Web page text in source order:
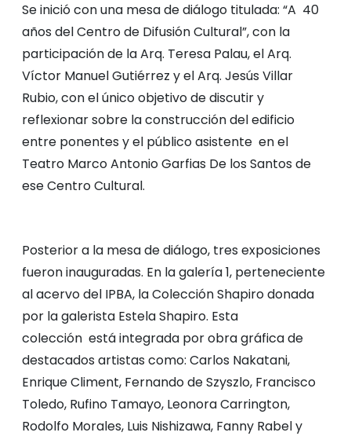
Se inició con una mesa de diálogo titulada: “A 40
años del Centro de Difusión Cultural”, con la
participación de la Arq. Teresa Palau, el Arq.
Víctor Manuel Gutiérrez y el Arq. Jesús Villar
Rubio, con el único objetivo de discutir y
reflexionar sobre la construcción del edificio
entre ponentes y el público asistente en el
Teatro Marco Antonio Garfias De los Santos de
ese Centro Cultural.
Posterior a la mesa de diálogo, tres exposiciones
fueron inauguradas. En la galería 1, perteneciente
al acervo del IPBA, la Colección Shapiro donada
por la galerista Estela Shapiro. Esta
colección está integrada por obra gráfica de
destacados artistas como: Carlos Nakatani,
Enrique Climent, Fernando de Szyszlo, Francisco
Toledo, Rufino Tamayo, Leonora Carrington,
Rodolfo Morales, Luis Nishizawa, Fanny Rabel y